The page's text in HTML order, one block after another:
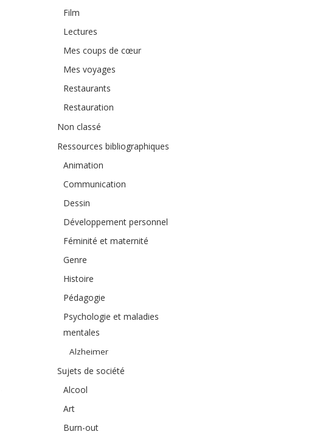
Film
Lectures
Mes coups de cœur
Mes voyages
Restaurants
Restauration
Non classé
Ressources bibliographiques
Animation
Communication
Dessin
Développement personnel
Féminité et maternité
Genre
Histoire
Pédagogie
Psychologie et maladies
mentales
Alzheimer
Sujets de société
Alcool
Art
Burn-out